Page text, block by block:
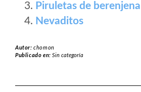
Piruletas de
Nevaditos
Autor:chomon
Publicado en:Sin categoría